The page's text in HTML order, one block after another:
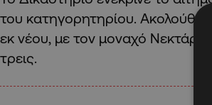
του κατηγορητηρίου.
εκ νέου, με τον μοναχό
τρεις.